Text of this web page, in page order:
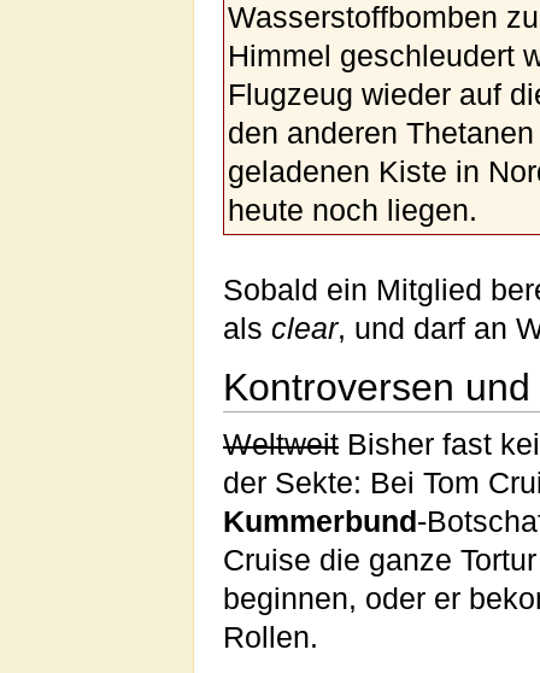
Wasserstoffbomben
Himmel geschleudert
Flugzeug wieder auf
den anderen
geladenen Kiste in
heute noch liegen.
Sobald ein Mitglied
als clear, und darf an
Kontroversen
Weltweit Bisher fast
der Sekte: Bei Tom
Kummerbund-
Cruise die ganze
beginnen, oder er
Rollen.